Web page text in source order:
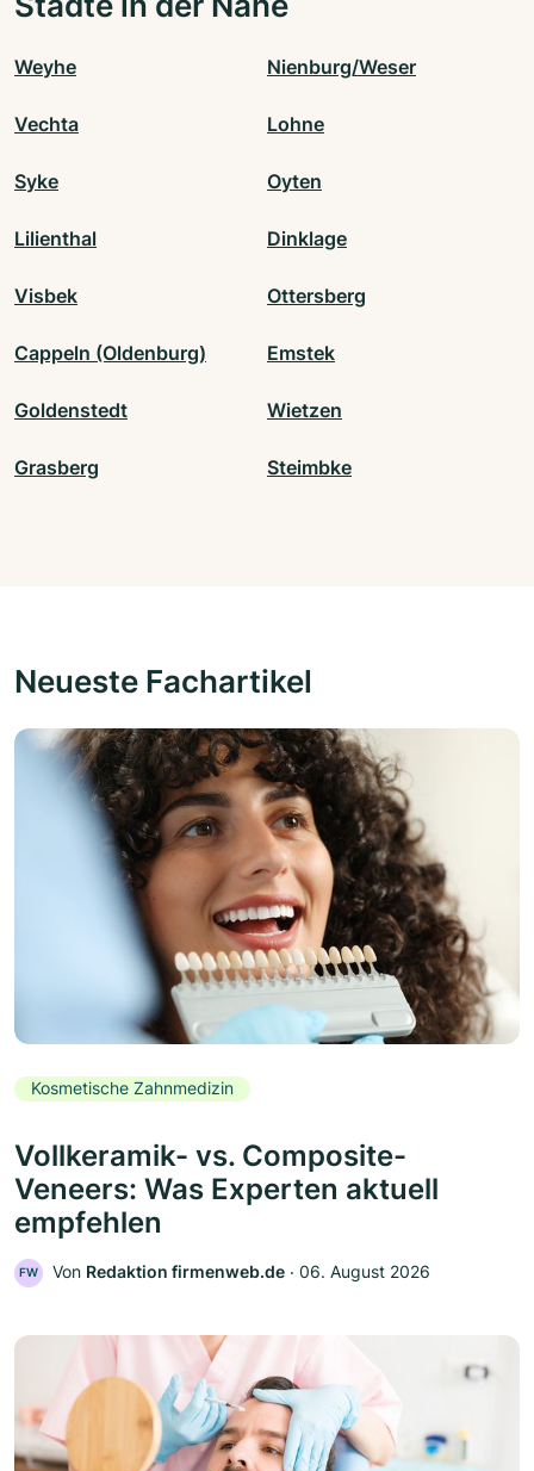
Weyhe Nienburg/Weser
Vechta Lohne
Syke Oyten
Lilienthal Dinklage
Visbek Ottersberg
Cappeln (Oldenburg) Emstek
Goldenstedt Wietzen
Grasberg Steimbke
Neueste Fachartikel
Kosmetische Zahnmedizin
Vollkeramik- vs. Composite-
Veneers: Was Experten aktuell
empfehlen
FW Von Redaktion firmenweb.de ‧ 06. August 2026